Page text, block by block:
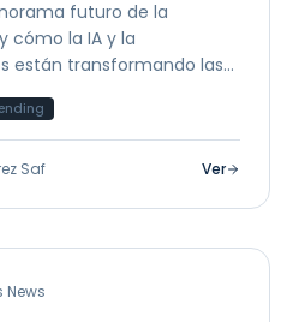
futuro de la
cómo la IA y la
están transformando las
Saf Ver
News